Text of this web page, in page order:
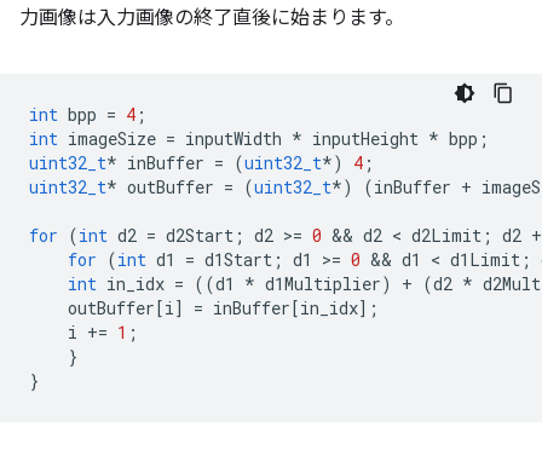
力画像は入力画像の終了直後に始まります。
int bpp = 4 ;
int imageSize = inputWidth * inputHeight * bpp ;
uint32_t* inBuffer = (uint32_t*) 4 ;
uint32_t* outBuffer = (uint32_t*) (inBuffer +
for (int d2 = d2Start ; d2 >= 0 && d2 < d2Limit ; d2
for (int d1 = d1Start ; d1 >= 0 && d1 < d1Limit ;
int in_idx = ((d1 * d1Multiplier) + (d2 *
outBuffer[i] = inBuffer[in_idx];
i += 1 ;
}
}